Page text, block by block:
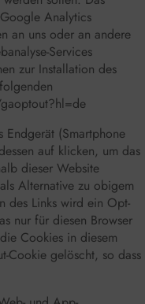
Analytics
an uns oder an andere
Services
zur Installation des
Endgerät (Smartphone
auf klicken, um das
dieser Website
Alternative zu obigem
des Links wird ein Opt-
nur für diesen Browser
Cookies in diesem
Cookie gelöscht, so dass